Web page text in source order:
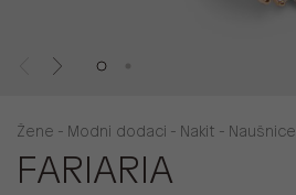
Žene - Modni dodaci - Nakit - Naušnice
FARIARIA